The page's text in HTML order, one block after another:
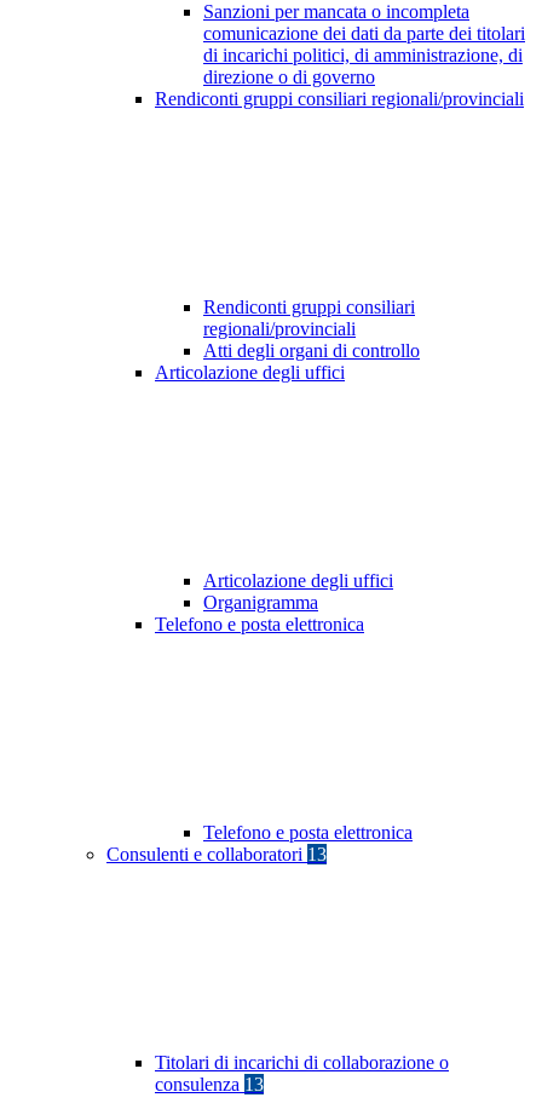
Sanzioni per mancata o incompleta
comunicazione dei dati da parte dei titolari
di incarichi politici, di amministrazione, di
direzione o di governo
Rendiconti gruppi consiliari regionali/provinciali
Rendiconti gruppi consiliari
regionali/provinciali
Atti degli organi di controllo
Articolazione degli uffici
Articolazione degli uffici
Organigramma
Telefono e posta elettronica
Telefono e posta elettronica
Consulenti e collaboratori 13
Titolari di incarichi di collaborazione o
consulenza 13